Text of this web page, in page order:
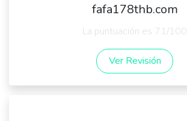
fafa178thb.com
La puntuación es 71/100
Ver Revisión